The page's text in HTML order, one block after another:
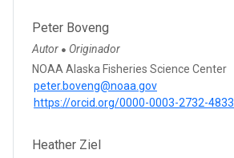
Peter Boveng
Autor ● Originador
NOAA Alaska Fisheries Science Center
peter.boveng@noaa.gov
https://orcid.org/0000-0003-2732-4833
Heather Ziel